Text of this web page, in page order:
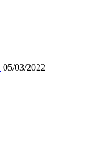
05/03/2022